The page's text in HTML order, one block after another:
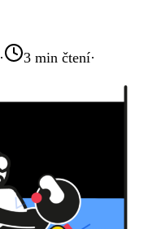
· 3 min čtení·